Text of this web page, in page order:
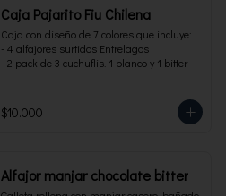
Caja Pajarito Fiu Chilena
Caja con diseño de 7 colores que incluye:
- 4 alfajores surtidos Entrelagos
- 2 pack de 3 cuchuflis. 1 blanco y 1 bitter
$10.000
Alfajor manjar chocolate bitter